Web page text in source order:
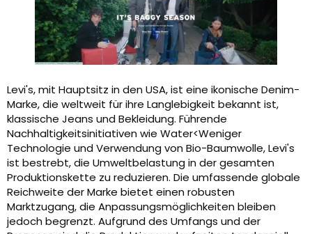
Levi's, mit Hauptsitz in den USA, ist eine ikonische Denim-
Marke, die weltweit für ihre Langlebigkeit bekannt ist,
klassische Jeans und Bekleidung. Führende
Nachhaltigkeitsinitiativen wie Water<Weniger
Technologie und Verwendung von Bio-Baumwolle, Levi's
ist bestrebt, die Umweltbelastung in der gesamten
Produktionskette zu reduzieren. Die umfassende globale
Reichweite der Marke bietet einen robusten
Marktzugang, die Anpassungsmöglichkeiten bleiben
jedoch begrenzt. Aufgrund des Umfangs und der